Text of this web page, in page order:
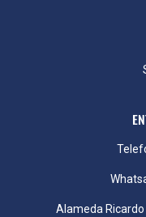
Alameda